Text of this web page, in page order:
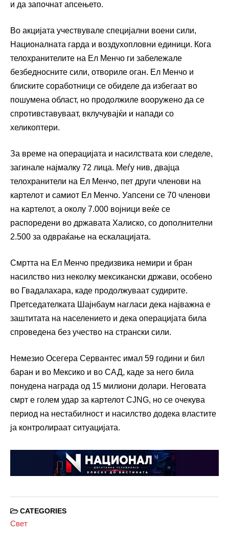
и да започнат апсењето.
Во акцијата учествувале специјални воени сили,
Националната гарда и воздухопловни единици. Кога
телохранителите на Ел Менчо ги забележале
безбедносните сили, отвориле оган. Ел Менчо и
блиските соработници се обиделе да избегаат во
пошумена област, но продолжиле вооружено да се
спротивставуваат, вклучувајќи и напади со
хеликоптери.
За време на операцијата и насилствата кои следеле,
загинале најмалку 72 лица. Меѓу нив, двајца
телохранители на Ел Менчо, пет други членови на
картелот и самиот Ел Менчо. Уапсени се 70 членови
на картелот, а околу 7.000 војници веќе се
распоредени во државата Халиско, со дополнителни
2.500 за одвраќање на ескалацијата.
Смртта на Ел Менчо предизвика немири и бран
насилство низ неколку мексикански држави, особено
во Гвадалахара, каде продолжуваат судирите.
Претседателката Шајнбаум нагласи дека најважна е
заштитата на населението и дека операцијата била
спроведена без учество на странски сили.
Немезио Осегера Сервантес имал 59 години и бил
баран и во Мексико и во САД, каде за него била
понудена награда од 15 милиони долари. Неговата
смрт е голем удар за картелот CJNG, но се очекува
период на нестабилност и насилство додека властите
ја контролираат ситуацијата.
CATEGORIES
Свет